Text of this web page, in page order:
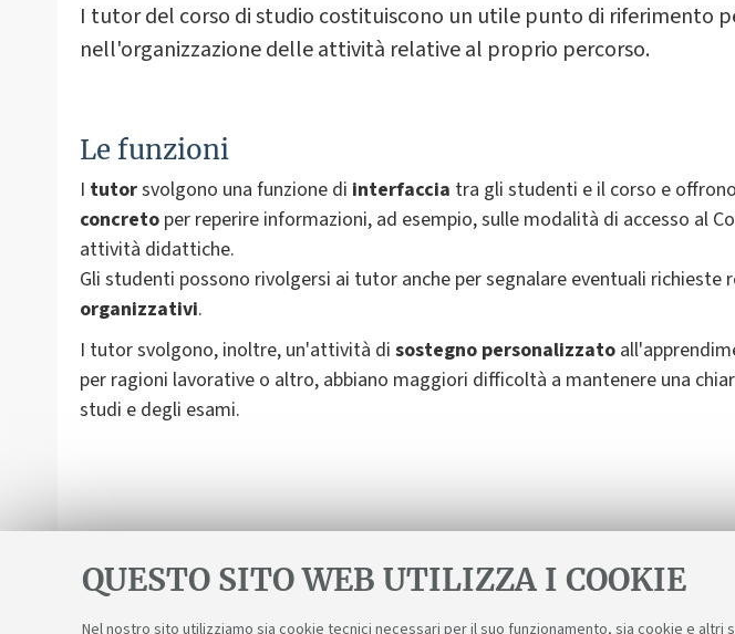
QUESTO SITO WEB UTILIZZA I COOKIE
Nel nostro sito utilizziamo sia cookie tecnici necessari per il suo funzionamento, sia cookie e
I tutor del corso di studio costituiscono un utile punto di riferimento
nell'organizzazione delle attività relative al proprio percorso.
Le funzioni
I tutorsvolgono una funzione di interfaccia tra gli studenti e il corso e
concreto per reperire informazioni, ad esempio, sulle modalità di accesso al
attività didattiche.
Gli studenti possono rivolgersi ai tutor anche per segnalare eventuali richieste
organizzativi.
I tutor svolgono, inoltre, un'attività di sostegno personalizzato
per ragioni lavorative o altro, abbiano maggiori difficoltà a mantenere una
studi e degli esami.